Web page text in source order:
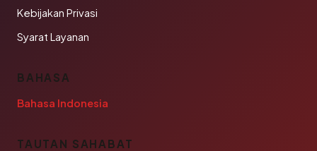
Kebijakan Privasi
Syarat Layanan
BAHASA
Bahasa Indonesia
TAUTAN SAHABAT